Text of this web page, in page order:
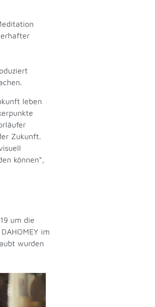
leben
Zukunft.
können“,
um die
im
wurden